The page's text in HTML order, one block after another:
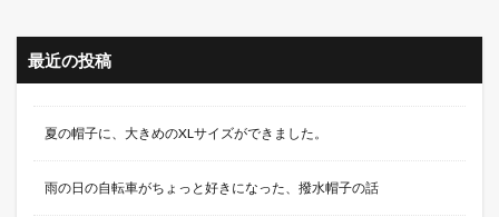
最近の投稿
夏の帽子に、大きめのXLサイズができました。
雨の日の自転車がちょっと好きになった、撥水帽子の話